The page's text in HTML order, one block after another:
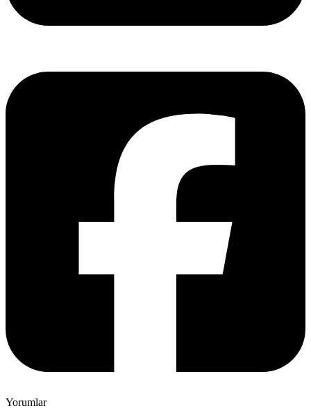
Yorumlar